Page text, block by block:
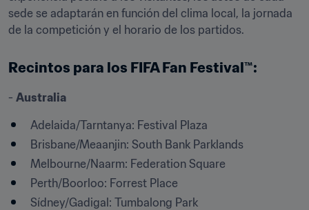
sede se adaptarán en función del clima local, la jornada
de la competición y el horario de los partidos.
Recintos para los FIFA Fan Festival™:
- Australia
Adelaida/Tarntanya: Festival Plaza
Brisbane/Meaanjin: South Bank Parklands
Melbourne/Naarm: Federation Square
Perth/Boorloo: Forrest Place
Sídney/Gadigal: Tumbalong Park